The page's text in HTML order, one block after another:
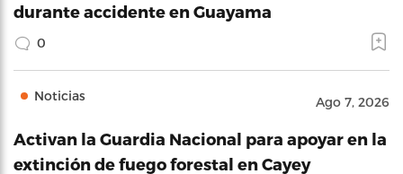
durante accidente en Guayama
0
Noticias Ago 7, 2026
Activan la Guardia Nacional para apoyar en la
extinción de fuego forestal en Cayey